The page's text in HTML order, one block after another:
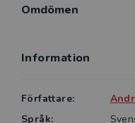
här boken råda bot på.
engagerad inom
till för dig som jobbar
Omdömen
Information
Författare:
Språk: